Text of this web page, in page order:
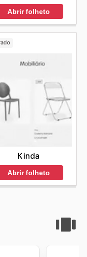
Abrir folheto
Kinda
Abrir folheto